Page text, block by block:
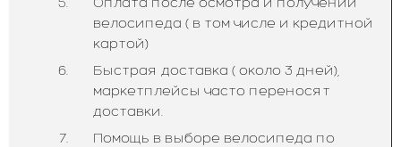
велосипеда ( в том числе и кредитной
картой)
Быстрая доставка ( около 3 дней),
маркетплейсы часто переносят
доставки.
Помощь в выборе велосипеда по